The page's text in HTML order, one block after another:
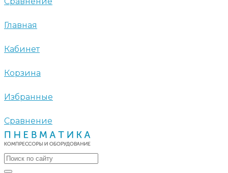
Главная
Кабинет
Корзина
Избранные
Сравнение